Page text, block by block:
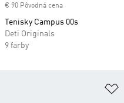
€ 90 Pôvodná cena
Tenisky Campus 00s
Deti Originals
9 farby